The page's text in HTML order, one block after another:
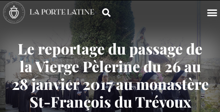
Le reportage du passage de
la Vierge Pèlerine du 26 au
28 janvier 2017 au monastère
St-​François du Trévoux